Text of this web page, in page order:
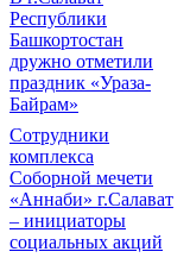
Республики
Башкортостан
дружно отметили
праздник «Ураза-
Байрам»
Сотрудники
комплекса
Соборной мечети
«Аннаби» г.Салават
– инициаторы
социальных акций